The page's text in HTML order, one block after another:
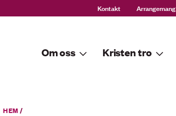
Kontakt Arrangemang
Om oss Kristen tro
HEM /